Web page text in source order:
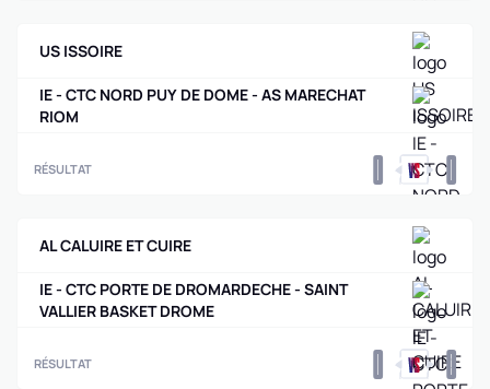
US ISSOIRE
IE - CTC NORD PUY DE DOME - AS MARECHAT
RIOM
RÉSULTAT 0 0
AL CALUIRE ET CUIRE
IE - CTC PORTE DE DROMARDECHE - SAINT
VALLIER BASKET DROME
RÉSULTAT 0 0